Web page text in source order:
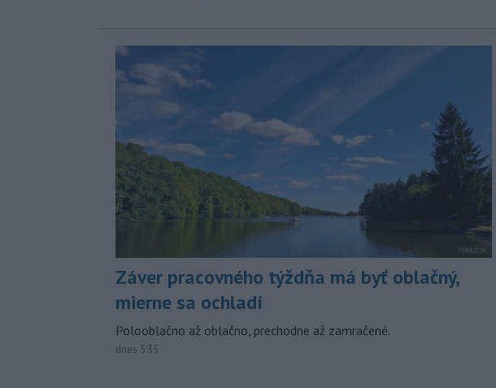
Záver pracovného týždňa má byť oblačný,
mierne sa ochladí
Polooblačno až oblačno, prechodne až zamračené.
dnes 5:35